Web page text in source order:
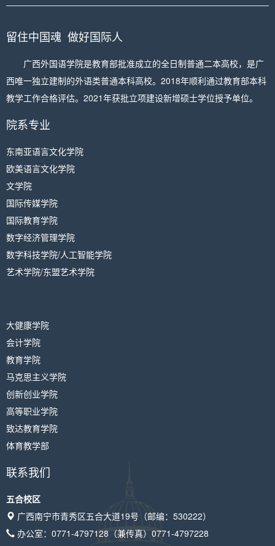
留住中国魂 做好国际人
广西外国语学院是教育部批准成立的全日制普通二本高校，是广
西唯一独立建制的外语类普通本科高校。2018年顺利通过教育部本科
教学工作合格评估。2021年获批立项建设新增硕士学位授予单位。
院系专业
东南亚语言文化学院
欧美语言文化学院
文学院
国际传媒学院
国际教育学院
数字经济管理学院
数字科技学院/人工智能学院
艺术学院/东盟艺术学院
大健康学院
会计学院
教育学院
马克思主义学院
创新创业学院
高等职业学院
致达教育学院
体育教学部
联系我们
五合校区
广西南宁市青秀区五合大道19号（邮编：530222）
办公室： 0771-4797128 （兼传真） 0771-4797228